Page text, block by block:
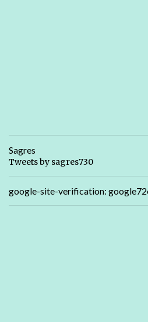
Sagres
Tweets by sagres730
google-site-verification: